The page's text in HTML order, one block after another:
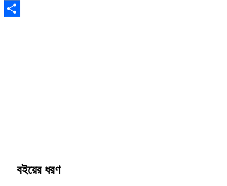
Email
বইয়ের ধরণ